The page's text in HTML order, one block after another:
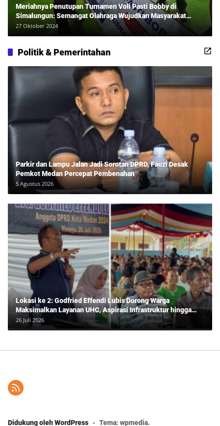
Meriahnya Penutupan Turnamen Voli Pasti Bobby di
Simalungun: Semangat Olahraga Wujudkan Masyarakat
Sehat Bersama Erwan Rozadi dan Ribuan Penonton!
27 Oktober 2024
Politik & Pemerintahan
Parkir dan Lampu Jalan Jadi Sorotan DPRD, Fauzi Desak
Pemkot Medan Percepat Pembenahan
5 Agustus 2026
Lokasi ke 2: Godfried Effendi Lubis Dorong Warga
Maksimalkan Layanan UHC, Aspirasi Infrastruktur hingga
Pendidikan Mengemuka dalam Reses Medan Amplas
26 Juli 2026
Didukung oleh WordPress - Tema: wpmedia.